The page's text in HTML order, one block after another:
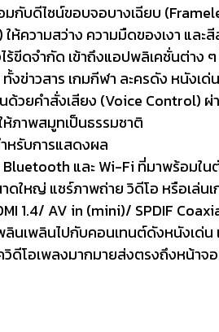
มกับดีไซน์ขอบจอบางเฉียบ
ห้ความสว่าง ความมืดของเงา และ
ขีดจำกัด เข้าถึงแอปพลิเคชั่นต่าง
ข่าวสาร เกมกีฬา ละครดัง หนังเด่
ด้วยคำสั่งเสียง (Voice Control)
ภาพสมูทเป็นธรรมชาติ
รับการแสดงผล
และ Wi-Fi ที่มาพร้อมใน
ใหญ่ แชร์ภาพถ่าย วิดีโอ หรือเล่
1.4/ AV in (mini)/ SPDIF
นเพลินไปกับคอนเทนต์ดังหนังเด่
ดีโอเพลงมากมายส่งตรงถึงหน้าจ